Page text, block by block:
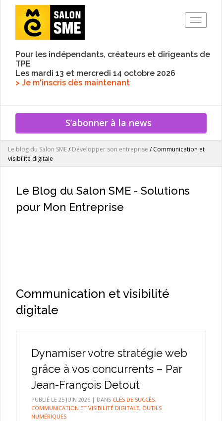
Pour les indépendants, créateurs et dirigeants de
TPE
Les mardi 13 et mercredi 14 octobre 2026
> Je m'inscris dès maintenant
S’abonner à la news
Le blog du Salon SME/Développer son entreprise /Communication et
visibilité digitale
Le Blog du Salon SME - Solutions
pour Mon Entreprise
Communication et visibilité
digitale
Dynamiser votre stratégie web
grâce à vos concurrents – Par
Jean-François Detout
PUBLIÉ LE 25 JUIN 2026| DANS CLÉS DE SUCCÈS,
COMMUNICATION ET VISIBILITÉ DIGITALE, OUTILS
NUMÉRIQUES